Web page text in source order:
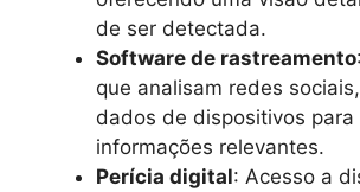
de ser detectada.
Software de rastreamento
que analisam redes
dados de dispositivos para
informações relevantes.
Perícia digital: Acesso a